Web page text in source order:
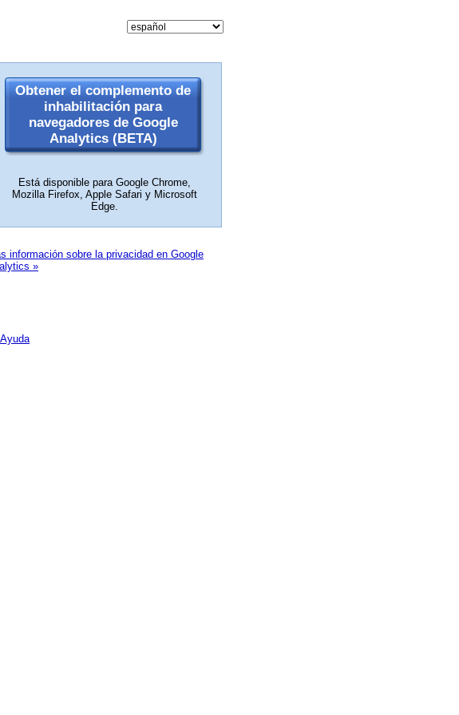
Obtener el complemento de
inhabilitación para
navegadores de Google
Analytics (BETA)
Está disponible para Google Chrome,
Mozilla Firefox, Apple Safari y Microsoft
Edge.
información sobre la privacidad en Google
»
Ayuda